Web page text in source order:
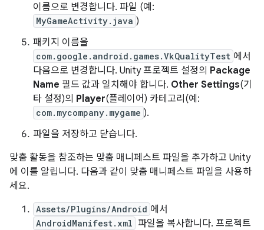
이름으로 변경합니다. 파일 (예:
MyGameActivity.java )
패키지 이름을
com.google.android.games.VkQualityTest 에서
다음으로 변경합니다. Unity 프로젝트 설정의 Package
Name 필드 값과 일치해야 합니다. Other Settings(기
타 설정)의 Player(플레이어) 카테고리(예:
com.mycompany.mygame ).
파일을 저장하고 닫습니다.
맞춤 활동을 참조하는 맞춤 매니페스트 파일을 추가하고 Unity
에 이를 알립니다. 다음과 같이 맞춤 매니페스트 파일을 사용하
세요.
Assets/Plugins/Android 에서
AndroidManifest.xml 파일을 복사합니다. 프로젝트